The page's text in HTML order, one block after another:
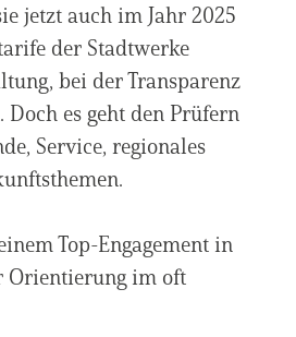
jetzt auch im Jahr 2025
der Stadtwerke
bei der Transparenz
es geht den Prüfern
Service, regionales
Top-Engagement in
Orientierung im oft